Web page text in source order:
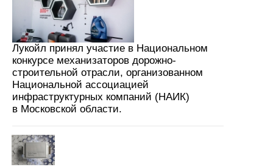
Лукойл принял участие в Национальном
конкурсе механизаторов дорожно-
строительной отрасли, организованном
Национальной ассоциацией
инфраструктурных компаний (НАИК)
в Московской области.